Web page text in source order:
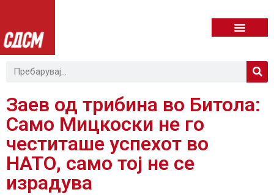
Заев од трибина во Битола:
Само Мицкоски не го
честиташе успехот во
НАТО, само тој не се
израдува